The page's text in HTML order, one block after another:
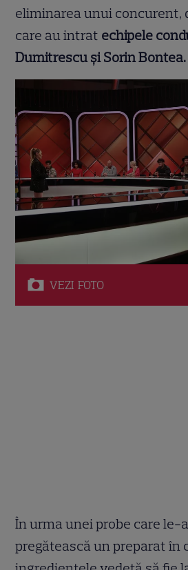
eliminarea unui concurent,
care au intrat echipele
Dumitrescu și Sorin Bontea.
VEZI FOTO
În urma unei probe care le-
pregătească un preparat în